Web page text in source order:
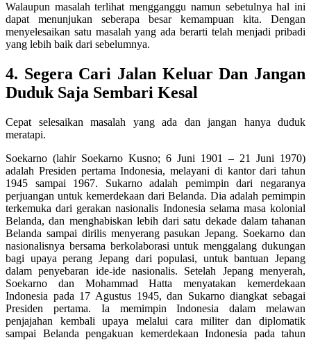
Walaupun masalah terlihat mengganggu namun sebetulnya hal ini
dapat menunjukan seberapa besar kemampuan kita. Dengan
menyelesaikan satu masalah yang ada berarti telah menjadi pribadi
yang lebih baik dari sebelumnya.
4. Segera Cari Jalan Keluar Dan Jangan
Duduk Saja Sembari Kesal
Cepat selesaikan masalah yang ada dan jangan hanya duduk
meratapi.
Soekarno (lahir Soekarno Kusno; 6 Juni 1901 – 21 Juni 1970)
adalah Presiden pertama Indonesia, melayani di kantor dari tahun
1945 sampai 1967. Sukarno adalah pemimpin dari negaranya
perjuangan untuk kemerdekaan dari Belanda. Dia adalah pemimpin
terkemuka dari gerakan nasionalis Indonesia selama masa kolonial
Belanda, dan menghabiskan lebih dari satu dekade dalam tahanan
Belanda sampai dirilis menyerang pasukan Jepang. Soekarno dan
nasionalisnya bersama berkolaborasi untuk menggalang dukungan
bagi upaya perang Jepang dari populasi, untuk bantuan Jepang
dalam penyebaran ide-ide nasionalis. Setelah Jepang menyerah,
Soekarno dan Mohammad Hatta menyatakan kemerdekaan
Indonesia pada 17 Agustus 1945, dan Sukarno diangkat sebagai
Presiden pertama. Ia memimpin Indonesia dalam melawan
penjajahan kembali upaya melalui cara militer dan diplomatik
sampai Belanda pengakuan kemerdekaan Indonesia pada tahun